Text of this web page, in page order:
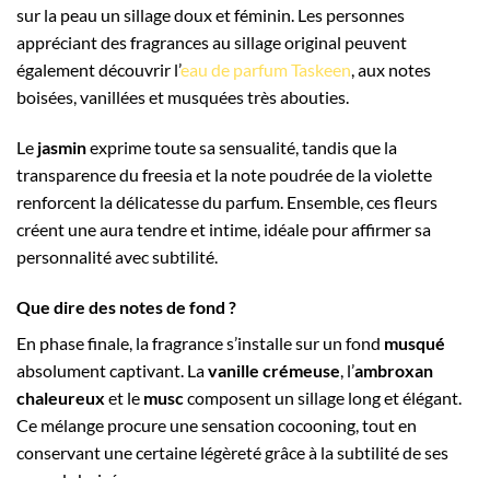
sur la peau un sillage doux et féminin. Les personnes
appréciant des fragrances au sillage original peuvent
également découvrir l’eau de parfum Taskeen, aux notes
boisées, vanillées et musquées très abouties.
Le jasminexprime toute sa sensualité, tandis que la
transparence du freesia et la note poudrée de la violette
renforcent la délicatesse du parfum. Ensemble, ces fleurs
créent une aura tendre et intime, idéale pour affirmer sa
personnalité avec subtilité.
Que dire des notes de fond ?
En phase finale, la fragrance s’installe sur un fond musqué
absolument captivant. Lavanille crémeuse, l’ambroxan
chaleureux et le musccomposent un sillage long et élégant.
Ce mélange procure une sensation cocooning, tout en
conservant une certaine légèreté grâce à la subtilité de ses